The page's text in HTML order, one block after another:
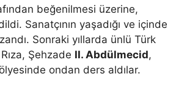
beğenilmesi üzerine,
Sanatçının yaşadığı ve içinde
Sonraki yıllarda ünlü Türk
Şehzade II. Abdülmecid,
ondan ders aldılar.